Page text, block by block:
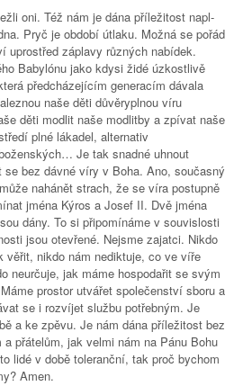
oni. Též nám je dána příležitost napl-
Pryč je období útlaku. Možná se pořád
uprostřed záplavy různých nabídek.
Babylónu jako kdysi židé úzkostlivě
předcházejícím generacím dávala
naše děti důvěryplnou víru
děti modlit naše modlitby a zpívat naše
plné lákadel, alternativ
Je tak snadné uhnout
bez dávné víry v Boha. Ano, současný
nahánět strach, že se víra postupně
jména Kýros a Josef II. Dvě jména
dány. To si připomínáme v souvislosti
jsou otevřené. Nejsme zajatci. Nikdo
věřit, nikdo nám nediktuje, co ve víře
neurčuje, jak máme hospodařit se svým
prostor utvářet společenství sboru a
se i rozvíjet službu potřebným. Je
a ke zpěvu. Je nám dána příležitost bez
přátelům, jak velmi nám na Pánu Bohu
lidé v době toleranční, tak proč bychom
Amen.